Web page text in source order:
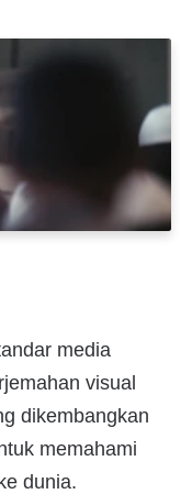
media
visual
dikembangkan
memahami
dunia.